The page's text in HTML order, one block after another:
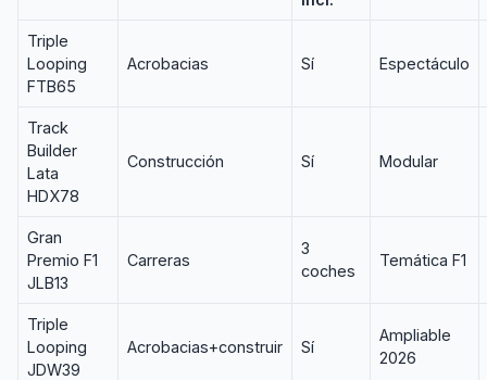
Triple
Looping
FTB65
Acrobacias Sí Espectáculo
Track
Builder
Lata
HDX78
Construcción Sí Modular
Gran
Premio F1
JLB13
Carreras
3
coches
Temática F1
Triple
Looping
JDW39
Acrobacias+construir Sí
Ampliable
2026